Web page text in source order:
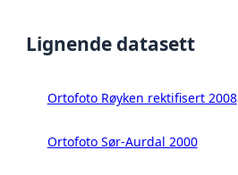
Lignende datasett
Ortofoto Røyken rektifisert 2008
Ortofoto Sør-Aurdal 2000